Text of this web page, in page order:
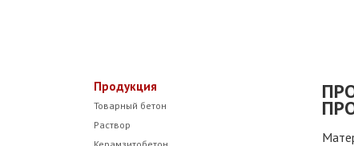
Продукция
Товарный бетон
Раствор